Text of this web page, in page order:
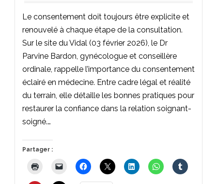
Le consentement doit toujours être explicite et
renouvelé à chaque étape de la consultation.
Sur le site du Vidal (03 février 2026), le Dr
Parvine Bardon, gynécologue et conseillère
ordinale, rappelle l’importance du consentement
éclairé en médecine. Entre cadre légal et réalité
du terrain, elle détaille les bonnes pratiques pour
restaurer la confiance dans la relation soignant-
soigné.…
Partager :